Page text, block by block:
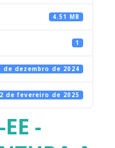
4.51 MB
1
de dezembro de 2024
de fevereiro de 2025
-